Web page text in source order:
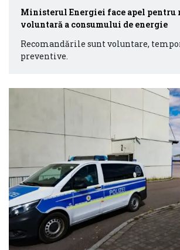
Ministerul Energiei face apel pentru
voluntară a consumului de energie
Recomandările sunt voluntare,
preventive.